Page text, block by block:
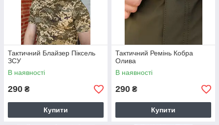
Тактичний Блайзер Піксель
ЗСУ
В наявності
290 ₴
Купити
Тактичний Ремінь Кобра
Олива
В наявності
290 ₴
Купити